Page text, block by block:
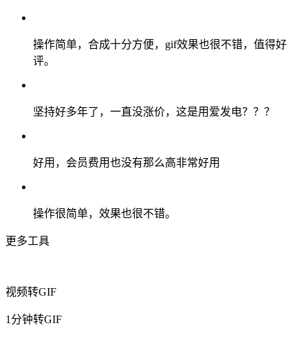
操作简单，合成十分方便，gif效果也很不错，值得好
评。
坚持好多年了，一直没涨价，这是用爱发电？？？
好用，会员费用也没有那么高非常好用
操作很简单，效果也很不错。
更多工具
视频转GIF
1分钟转GIF